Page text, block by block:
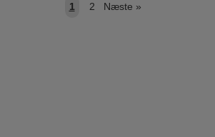
1 2 Næste »